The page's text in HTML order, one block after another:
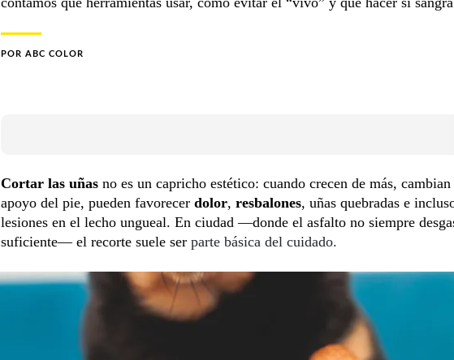
POR ABC COLOR
Cortar las uñas no es un capricho estético: cuando crecen de más, cambian
apoyo del pie, pueden favorecer dolor, resbalones, uñas quebradas e
lesiones en el lecho ungueal. En ciudad —donde el asfalto no siempre
suficiente— el recorte suele ser parte básica del cuidado.